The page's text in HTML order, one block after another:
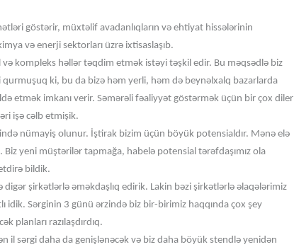
göstərir, müxtəlif avadanlıqların və ehtiyat hissələrinin
və enerji sektorları üzrə ixtisaslaşıb.
və kompleks həllər təqdim etmək istəyi təşkil edir. Bu məqsədlə biz
qurmuşuq ki, bu da bizə həm yerli, həm də beynəlxalq bazarlarda
etmək imkanı verir. Səmərəli fəaliyyət göstərmək üçün bir çox diler
işə cəlb etmişik.
nümayiş olunur. İştirak bizim üçün böyük potensialdır. Mənə elə
Biz yeni müştərilər tapmağa, habelə potensial tərəfdaşımız ola
bildik.
digər şirkətlərlə əməkdaşlıq edirik. Lakin bəzi şirkətlərlə əlaqələrimiz
idik. Sərginin 3 günü ərzində biz bir-birimiz haqqında çox şey
planları razılaşdırdıq.
il sərgi daha da genişlənəcək və biz daha böyük stendlə yenidən